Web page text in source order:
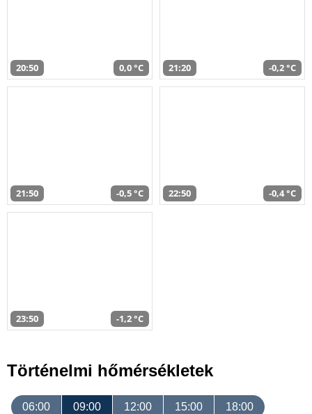
20:50 0,0 °C 21:20 -0,2 °C
21:50 -0,5 °C 22:50 -0,4 °C
23:50 -1,2 °C
Történelmi hőmérsékletek
06:00 09:00 12:00 15:00 18:00